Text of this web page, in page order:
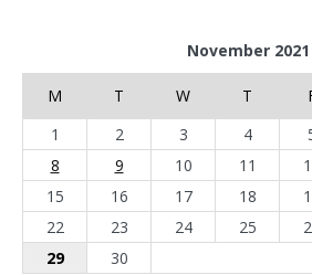
November 2021
M T W T
1
2 3 4
8
9 10 11
15
16 17 18
22
23 24 25
29
30